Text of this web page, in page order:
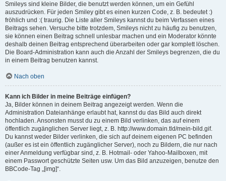
Smileys sind kleine Bilder, die benutzt werden können, um ein Gefühl
auszudrücken. Für jeden Smiley gibt es einen kurzen Code, z. B. bedeutet :)
fröhlich und :( traurig. Die Liste aller Smileys kannst du beim Verfassen eines
Beitrags sehen. Versuche bitte trotzdem, Smileys nicht zu häufig zu benutzen,
sie können einen Beitrag schnell unlesbar machen und ein Moderator könnte
deshalb deinen Beitrag entsprechend überarbeiten oder gar komplett löschen.
Die Board-Administration kann auch die Anzahl der Smileys begrenzen, die du
in einem Beitrag benutzen kannst.
Nach oben
Kann ich Bilder in meine Beiträge einfügen?
Ja, Bilder können in deinem Beitrag angezeigt werden. Wenn die
Administration Dateianhänge erlaubt hat, kannst du das Bild auch direkt
hochladen. Ansonsten musst du zu einem Bild verlinken, das auf einem
öffentlich zugänglichen Server liegt, z. B. http://www.domain.tld/mein-bild.gif.
Du kannst weder Bilder verlinken, die sich auf deinem eigenen PC befinden
(außer es ist ein öffentlich zugänglicher Server), noch zu Bildern, die nur nach
einer Anmeldung verfügbar sind, z. B. Hotmail- oder Yahoo-Mailboxen, mit
einem Passwort geschützte Seiten usw. Um das Bild anzuzeigen, benutze den
BBCode-Tag „[img]“.